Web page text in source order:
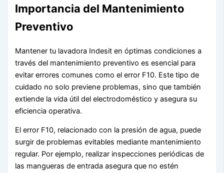
Importancia del Mantenimiento
Preventivo
Mantener tu lavadora Indesit en óptimas condiciones a
través del mantenimiento preventivo es esencial para
evitar errores comunes como el error F10. Este tipo de
cuidado no solo previene problemas, sino que también
extiende la vida útil del electrodoméstico y asegura su
eficiencia operativa.
El error F10, relacionado con la presión de agua, puede
surgir de problemas evitables mediante mantenimiento
regular. Por ejemplo, realizar inspecciones periódicas de
las mangueras de entrada asegura que no estén